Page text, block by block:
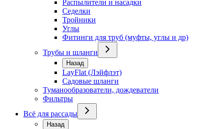
Распылители и насадки
Седелки
Тройники
Углы
Фитинги для труб (муфты, углы и др)
Трубы и шланги
Назад
LayFlat (Лэйфлэт)
Садовые шланги
Туманообразователи, дождеватели
Фильтры
Всё для рассады
Назад